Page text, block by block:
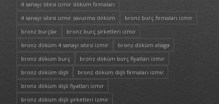
4 sanayi sitesi izmir döküm firmaları
4 sanayi sitesi izmir savurma döküm
bronz burç firmaları izmir
bronz burçlar
bronz burç şirketleri izmir
bronz döküm 4 sanayi sitesi izmir
bronz döküm aliaga
bronz döküm burç
bronz döküm burç fiyatları izmir
bronz döküm dişli
bronz döküm dişli firmaları izmir
bronz döküm dişli fiyatları izmir
bronz döküm dişli şirketleri izmir